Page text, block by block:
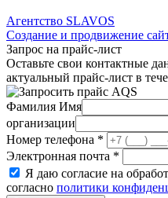
Агентство SLAVOS
Создание и продвижение
Запрос на прайс-лист
Оставьте свои контактные
актуальный прайс-лист в
Фамилия Имя
организации
Номер телефона *
Электронная почта *
Я даю согласие на
согласно политики